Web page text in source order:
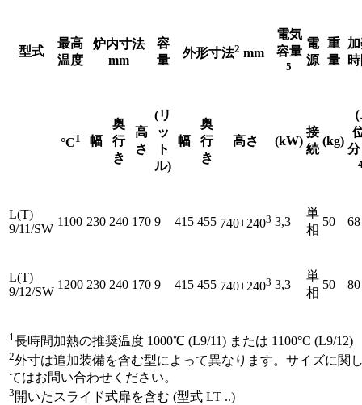
型式
最高
温度
炉内寸法
mm
容
量
外形寸法2 mm
電気
容量
5
電
源
重
量
°C1 幅
奥
行
き
高
さ
(リ
ッ
ト
ル)
幅
奥
行
き
高さ (kW)
接
続
(kg)
L(T)
9/11/SW
1100 230 240 170 9 415 455 740+2403 3,3
単
相
50 68
L(T)
9/12/SW
1200 230 240 170 9 415 455 740+2403 3,3
単
相
50 80
1 長時間加熱の推奨温度 1000℃ (L9/11) または 1100°C (L9/12)
2外寸は追加装備を含む型によって異なります。サイズに関
てはお問い合わせください。
3 開いたスライド式扉を含む (型式 LT ..)